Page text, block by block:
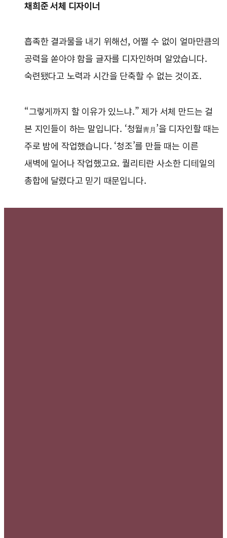
채희준 서체 디자이너
흡족한 결과물을 내기 위해선, 어쩔 수 없이 얼마만큼의
공력을 쏟아야 함을 글자를 디자인하며 알았습니다.
숙련됐다고 노력과 시간을 단축할 수 없는 것이죠.
“그렇게까지 할 이유가 있느냐.” 제가 서체 만드는 걸
본 지인들이 하는 말입니다. ‘청월靑月 ’을 디자인할 때는
주로 밤에 작업했습니다. ‘청조’를 만들 때는 이른
새벽에 일어나 작업했고요. 퀄리티란 사소한 디테일의
총합에 달렸다고 믿기 때문입니다.